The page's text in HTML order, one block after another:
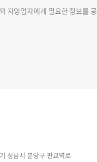
자영업자에게 필요한 정보를 공
성남시 분당구 판교역로